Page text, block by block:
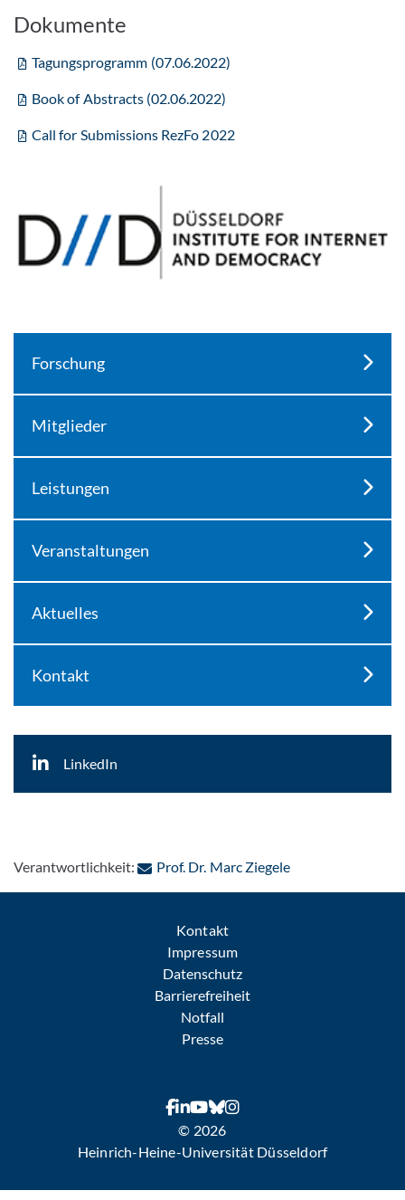
Dokumente
Tagungsprogramm (07.06.2022)
Book of Abstracts (02.06.2022)
Call for Submissions RezFo 2022
Forschung
Mitglieder
Leistungen
Veranstaltungen
Aktuelles
Kontakt
LinkedIn
Verantwortlichkeit: Prof. Dr. Marc Ziegele: Per E-Mail
Kontakt
Impressum
Datenschutz
Barrierefreiheit
Notfall
Presse
© 2026
Heinrich-Heine-Universität Düsseldorf